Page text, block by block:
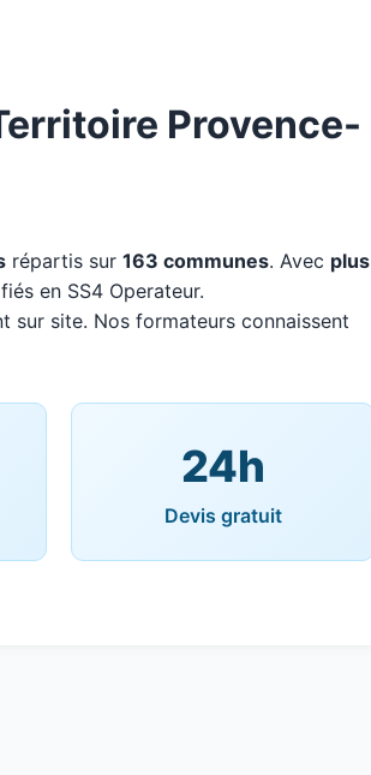
Provence-
répartis sur 163 communes. Avec plus
en SS4 Operateur.
sur site. Nos formateurs connaissent
24h
Devis gratuit